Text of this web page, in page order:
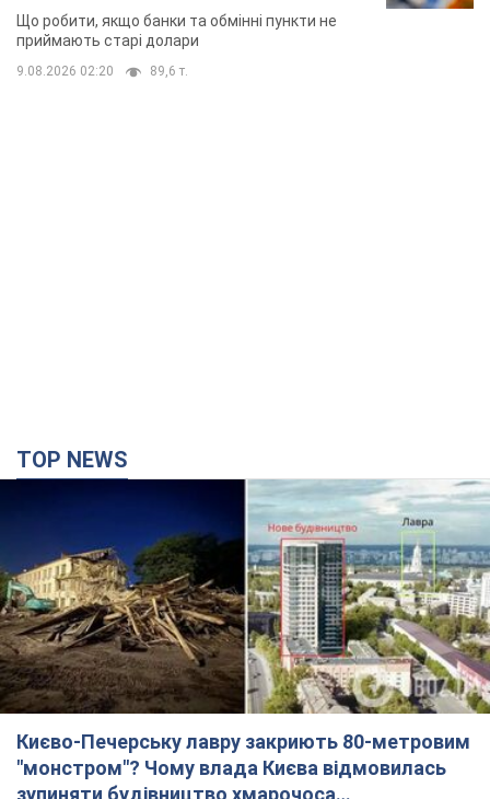
Що робити, якщо банки та обмінні пункти не
приймають старі долари
9.08.2026 02:20 89,6 т.
TOP NEWS
Києво-Печерську лавру закриють 80-метровим
"монстром"? Чому влада Києва відмовилась
зупиняти будівництво хмарочоса